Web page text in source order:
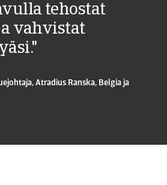
tehostat
vahvistat
Atradius Ranska, Belgia ja